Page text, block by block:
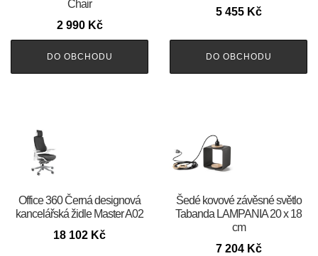
Chair
2 990 Kč
DO OBCHODU
5 455 Kč
DO OBCHODU
Office 360 Černá designová
kancelářská židle Master A02
18 102 Kč
Šedé kovové závěsné světlo
Tabanda LAMPANIA 20 x 18
cm
7 204 Kč